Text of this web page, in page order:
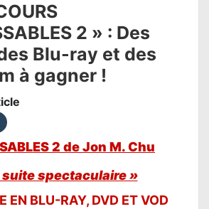
2 » : Des
Blu-ray et des
à gagner !
2 de Jon M. Chu
suite spectaculaire »
EN BLU-RAY, DVD ET VOD